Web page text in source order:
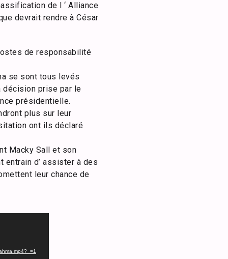
de l ‘ Alliance
devrait rendre à César
de responsabilité
se sont tous levés
décision prise par le
présidentielle.
plus sur leur
ont ils déclaré
Macky Sall et son
entrain d’ assister à des
leur chance de